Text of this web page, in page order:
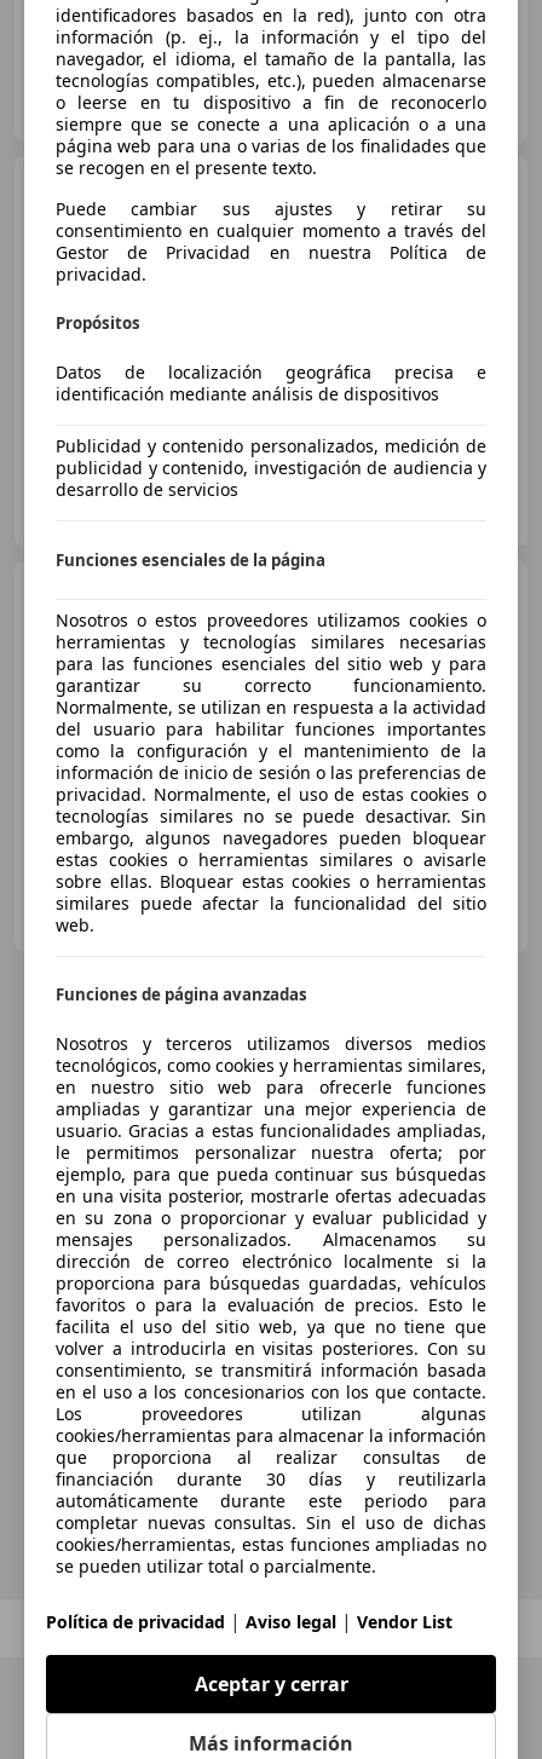
Particular
ES-28109 Alcobendas
04/1967 99.999 km Gasolina 110 kW (150 CV)
Particular
BJ8
€ 87.000
Sin comparación
01/1966 2.316 km Gasolina -/-
SM CLUB MOTOR
ES-11310 SOTOGRANDE
¿Desea ser informado
automáticamente sobre vehículos
nuevos para su búsqueda?
Guardar búsqueda
Anterior 1/1 Siguiente
identificadores basados en la red), junto con otra
información (p. ej., la información y el tipo del
navegador, el idioma, el tamaño de la pantalla, las
tecnologías compatibles, etc.), pueden almacenarse
o leerse en tu dispositivo a fin de reconocerlo
siempre que se conecte a una aplicación o a una
página web para una o varias de los finalidades que
se recogen en el presente texto.
Puede cambiar sus ajustes y retirar su
consentimiento en cualquier momento a través del
Gestor de Privacidad en nuestra Política de
privacidad.
Propósitos
Datos de localización geográfica precisa e
identificación mediante análisis de dispositivos
Publicidad y contenido personalizados, medición de
publicidad y contenido, investigación de audiencia y
desarrollo de servicios
Funciones esenciales de la página
Nosotros o estos proveedores utilizamos cookies o
herramientas y tecnologías similares necesarias
para las funciones esenciales del sitio web y para
garantizar su correcto funcionamiento.
Normalmente, se utilizan en respuesta a la actividad
del usuario para habilitar funciones importantes
como la configuración y el mantenimiento de la
información de inicio de sesión o las preferencias de
privacidad. Normalmente, el uso de estas cookies o
tecnologías similares no se puede desactivar. Sin
embargo, algunos navegadores pueden bloquear
estas cookies o herramientas similares o avisarle
sobre ellas. Bloquear estas cookies o herramientas
similares puede afectar la funcionalidad del sitio
web.
Funciones de página avanzadas
Nosotros y terceros utilizamos diversos medios
tecnológicos, como cookies y herramientas similares,
en nuestro sitio web para ofrecerle funciones
ampliadas y garantizar una mejor experiencia de
usuario. Gracias a estas funcionalidades ampliadas,
le permitimos personalizar nuestra oferta; por
ejemplo, para que pueda continuar sus búsquedas
en una visita posterior, mostrarle ofertas adecuadas
en su zona o proporcionar y evaluar publicidad y
mensajes personalizados. Almacenamos su
dirección de correo electrónico localmente si la
proporciona para búsquedas guardadas, vehículos
favoritos o para la evaluación de precios. Esto le
facilita el uso del sitio web, ya que no tiene que
volver a introducirla en visitas posteriores. Con su
consentimiento, se transmitirá información basada
en el uso a los concesionarios con los que contacte.
Los proveedores utilizan algunas
cookies/herramientas para almacenar la información
que proporciona al realizar consultas de
financiación durante 30 días y reutilizarla
automáticamente durante este periodo para
completar nuevas consultas. Sin el uso de dichas
cookies/herramientas, estas funciones ampliadas no
se pueden utilizar total o parcialmente.
Política de privacidad | Aviso legal | Vendor List
Aceptar y cerrar
Más información